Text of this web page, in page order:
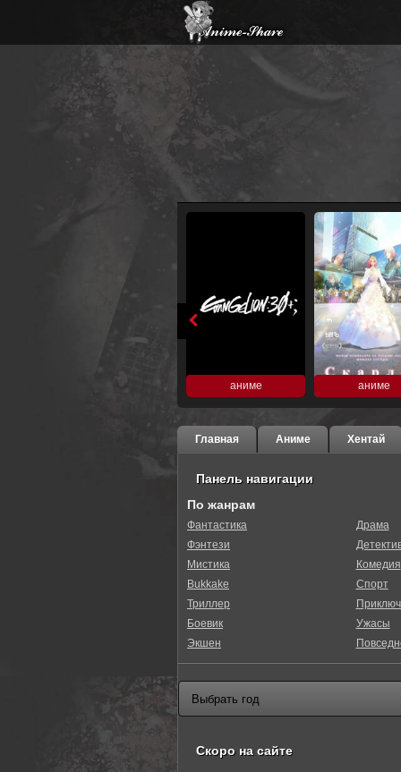
аниме аниме
Главная Аниме Хентай
Панель навигации
По жанрам
Фантастика
Фэнтези
Мистика
Bukkake
Триллер
Боевик
Экшен
Драма
Комедия
Спорт
Ужасы
Скоро на сайте